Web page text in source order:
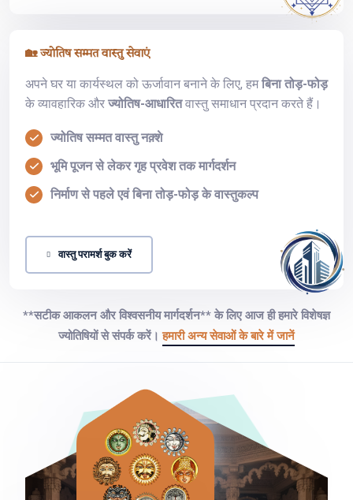
🏡 ज्योतिष सम्मत वास्तु सेवाएं
अपने घर या कार्यस्थल को ऊर्जावान बनाने के लिए, हमबिना तोड़-फोड़
के व्यावहारिक और ज्योतिष-आधारितवास्तु समाधान प्रदान करते हैं।
ज्योतिष सम्मत वास्तु नक़्शे
भूमि पूजन से लेकर गृह प्रवेश तक मार्गदर्शन
निर्माण से पहले एवं बिना तोड़-फोड़ के वास्तुकल्प
वास्तु परामर्श बुक करें
**सटीक आकलन और विश्वसनीय मार्गदर्शन** के लिए आज ही हमारे विशेषज्ञ
ज्योतिषियों से संपर्क करें।हमारी अन्य सेवाओं के बारे में जानें